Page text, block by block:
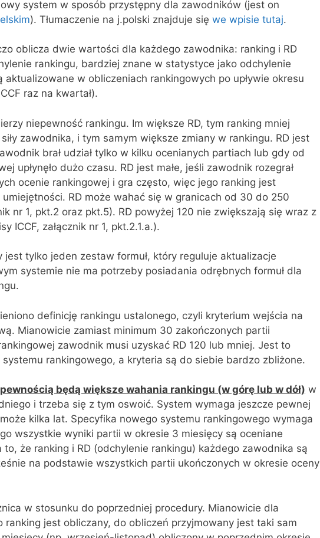
system w sposób przystępny dla zawodników (jest on
). Tłumaczenie na j.polski znajduje się we wpisie tutaj.
oblicza dwie wartości dla każdego zawodnika: ranking i RD
rankingu, bardziej znane w statystyce jako odchylenie
w obliczeniach rankingowych po upływie okresu
raz na kwartał).
niepewność rankingu. Im większe RD, tym ranking mniej
zawodnika, i tym samym większe zmiany w rankingu. RD jest
brał udział tylko w kilku ocenianych partiach lub gdy od
upłynęło dużo czasu. RD jest małe, jeśli zawodnik rozegrał
ocenie rankingowej i gra często, więc jego ranking jest
RD może wahać się w granicach od 30 do 250
nr 1, pkt.2 oraz pkt.5). RD powyżej 120 nie zwiększają się wraz z
ICCF, załącznik nr 1, pkt.2.1.a.).
jest tylko jeden zestaw formuł, który reguluje aktualizacje
systemie nie ma potrzeby posiadania odrębnych formuł dla
definicję rankingu ustalonego, czyli kryterium wejścia na
Mianowicie zamiast minimum 30 zakończonych partii
zawodnik musi uzyskać RD 120 lub mniej. Jest to
rankingowego, a kryteria są do siebie bardzo zbliżone.
będą większe wahania rankingu (w górę lub w dół) w
i trzeba się z tym oswoić. System wymaga jeszcze pewnej
kilka lat. Specyfika nowego systemu rankingowego wymaga
wszystkie wyniki partii w okresie 3 miesięcy są oceniane
to, że ranking i RD (odchylenie rankingu) każdego zawodnika są
na podstawie wszystkich partii ukończonych w okresie oceny
w stosunku do poprzedniej procedury. Mianowicie dla
ranking jest obliczany, do obliczeń przyjmowany jest taki sam